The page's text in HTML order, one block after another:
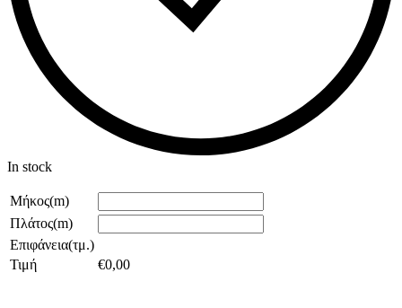
In stock
Μήκος(m)
Πλάτος(m)
Επιφάνεια(τμ.)
Τιμή
€0,00